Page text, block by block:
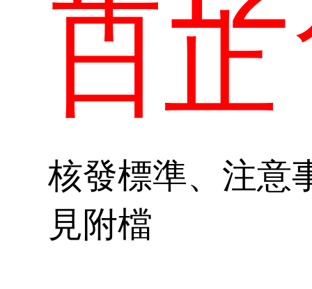
試
紹
師
在
開
參
各
榜
績
日止
核發標準、注意
見附檔